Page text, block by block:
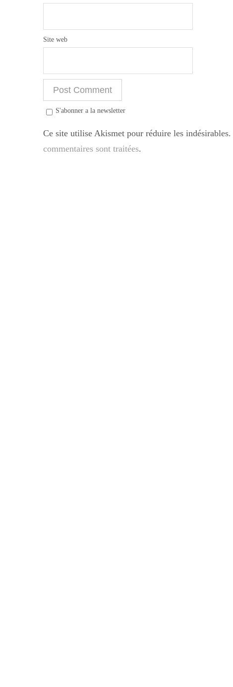
Site web
S'abonner a la newsletter
Ce site utilise Akismet pour réduire les indésirables.
commentaires sont traitées.